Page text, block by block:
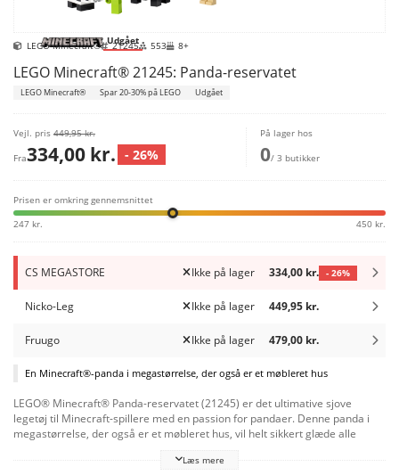
Udgået
LEGO Minecraft® 21245 553 8+
LEGO Minecraft® 21245: Panda-reservatet
LEGO Minecraft® Spar 20-30% på LEGO Udgået
Vejl. pris 449,95 kr.
Fra334,00 kr. - 26%
På lager hos
0/ 3 butikker
Prisen er omkring gennemsnittet
247 kr. 450 kr.
CS MEGASTORE Ikke på lager 334,00 kr. - 26%
Nicko-Leg Ikke på lager 449,95 kr.
Fruugo Ikke på lager 479,00 kr.
En Minecraft®-panda i megastørrelse, der også er et møbleret hus
LEGO® Minecraft® Panda-reservatet (21245) er det ultimative sjove
legetøj til Minecraft-spillere med en passion for pandaer. Denne panda i
megastørrelse, der også er et møbleret hus, vil helt sikkert glæde alle
Det 3-etagers pandaformede hus, børn selv kan bygge, kan åbnes bagpå,
Læs mere